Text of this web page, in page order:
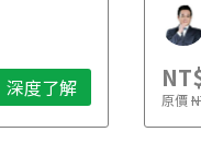
深度了解 原價